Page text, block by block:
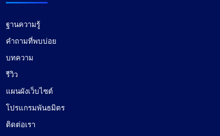
ฐานความรู้
คำถามที่พบบ่อย
บทความ
รีวิว
แผนผังเว็บไซต์
โปรแกรมพันธมิตร
ติดต่อเรา